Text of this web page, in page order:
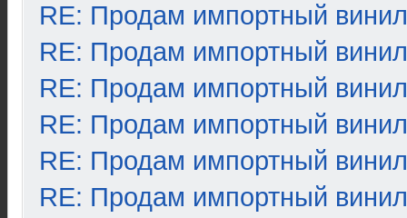
RE: Продам импортный винил
RE: Продам импортный винил
RE: Продам импортный винил
RE: Продам импортный винил
RE: Продам импортный винил
RE: Продам импортный винил